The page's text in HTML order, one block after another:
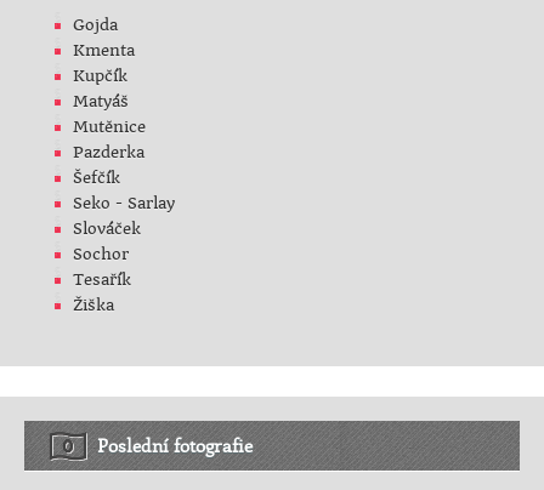
Gojda
Kmenta
Kupčík
Matyáš
Mutěnice
Pazderka
Šefčík
Seko - Sarlay
Slováček
Sochor
Tesařík
Žiška
Poslední fotografie